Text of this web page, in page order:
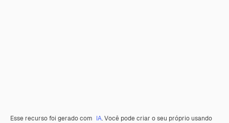
Esse recurso foi gerado com IA. Você pode criar o seu próprio usando